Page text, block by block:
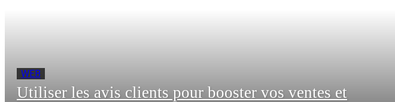
WEB
Utiliser les avis clients pour booster vos ventes et